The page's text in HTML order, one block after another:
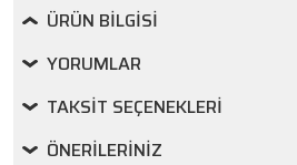
ÜRÜN BILGISI
YORUMLAR
TAKSIT SEÇENEKLERI
ÖNERILERINIZ